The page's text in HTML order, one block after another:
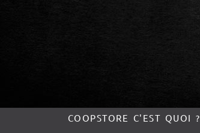
COOPSTORE C'EST QUOI ?